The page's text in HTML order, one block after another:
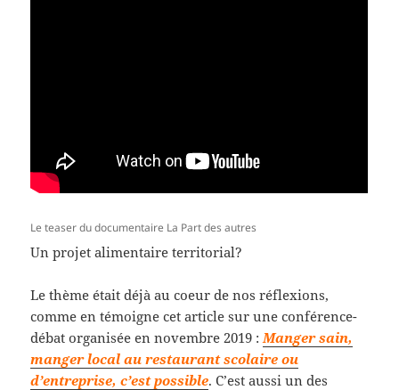
Le teaser du documentaire La Part des autres
Un projet alimentaire territorial?
Le thème était déjà au coeur de nos réflexions,
comme en témoigne cet article sur une conférence-
débat organisée en novembre 2019 : Manger sain,
manger local au restaurant scolaire ou
d’entreprise, c’est possible. C’est aussi un des